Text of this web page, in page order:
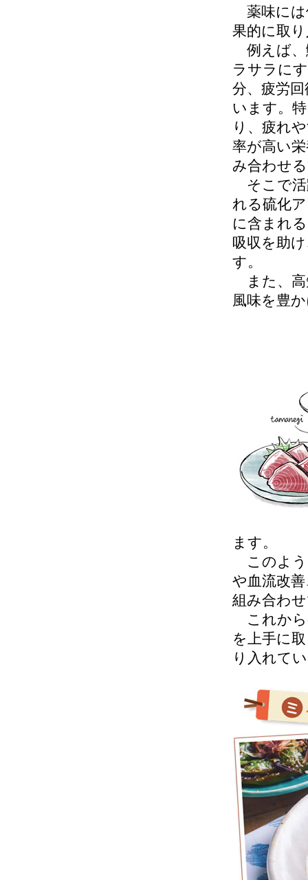
薬味には
果的に取
例えば、
ラサラに
分、疲労
います。
り、疲れ
率が高い
み合わせ
そこで活
れる硫化
に含まれ
吸収を助
す。
また、高
風味を豊
ます。
このよう
や血流改
組み合わ
これから
を上手に
り入れて